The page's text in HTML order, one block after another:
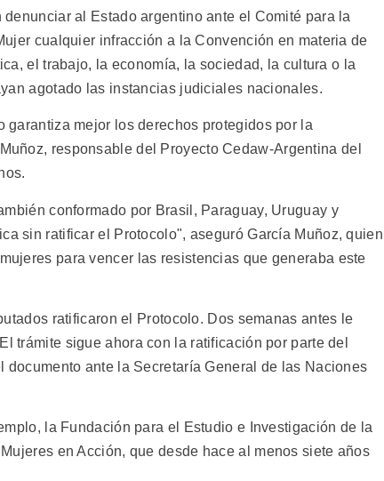
al Estado argentino ante el Comité para la
cualquier infracción a la Convención en materia de
el trabajo, la economía, la sociedad, la cultura o la
agotado las instancias judiciales nacionales.
mejor los derechos protegidos por la
responsable del Proyecto Cedaw-Argentina del
conformado por Brasil, Paraguay, Uruguay y
sin ratificar el Protocolo", aseguró García Muñoz, quien
para vencer las resistencias que generaba este
ratificaron el Protocolo. Dos semanas antes le
trámite sigue ahora con la ratificación por parte del
ante la Secretaría General de las Naciones
la Fundación para el Estudio e Investigación de la
en Acción, que desde hace al menos siete años